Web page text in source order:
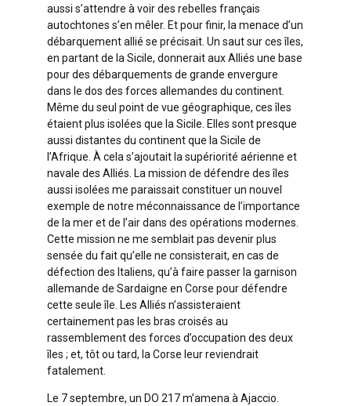
aussi s’attendre à voir des rebelles français
autochtones s’en mêler. Et pour finir, la menace d’un
débarquement allié se précisait. Un saut sur ces îles,
en partant de la Sicile, donnerait aux Alliés une base
pour des débarquements de grande envergure
dans le dos des forces allemandes du continent.
Même du seul point de vue géographique, ces îles
étaient plus isolées que la Sicile. Elles sont presque
aussi distantes du continent que la Sicile de
l’Afrique. À cela s’ajoutait la supériorité aérienne et
navale des Alliés. La mission de défendre des îles
aussi isolées me paraissait constituer un nouvel
exemple de notre méconnaissance de l’importance
de la mer et de l’air dans des opérations modernes.
Cette mission ne me semblait pas devenir plus
sensée du fait qu’elle ne consisterait, en cas de
défection des Italiens, qu’à faire passer la garnison
allemande de Sardaigne en Corse pour défendre
cette seule île. Les Alliés n’assisteraient
certainement pas les bras croisés au
rassemblement des forces d’occupation des deux
îles ; et, tôt ou tard, la Corse leur reviendrait
fatalement.
Le 7 septembre, un DO 217 m’amena à Ajaccio.